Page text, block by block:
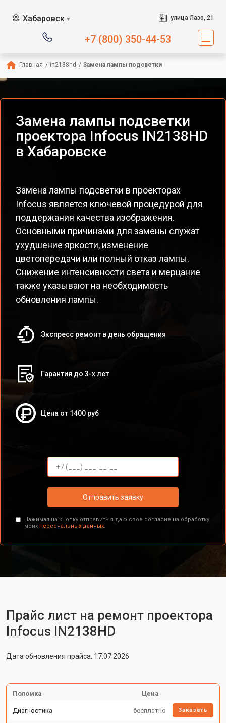
Хабаровск ▼ улица Лазо, 21
+7 (800) 350-44-53
Главная / in2138hd / Замена лампы подсветки
Замена лампы подсветки
проектора Infocus IN2138HD
в Хабаровске
Замена лампы подсветки в проекторах
Infocus является ключевой процедурой для
поддержания качества изображения.
Основными причинами для замены служат
ухудшение яркости, изменение
цветопередачи или полный отказ лампы.
Снижение интенсивности света и мерцание
также указывают на необходимость
обновления лампы.
Экспресс ремонт в день обращения
Гарантия до 3-х лет
Цена от 1400 руб
Отправить заявку
Нажимая на кнопку отправить я даю свое согласие на обработку
моих персональных данных.
Прайс лист на ремонт проектора
Infocus IN2138HD
Дата обновления прайса: 17.07.2026
Поломка Цена
Диагностика бесплатно Заказать